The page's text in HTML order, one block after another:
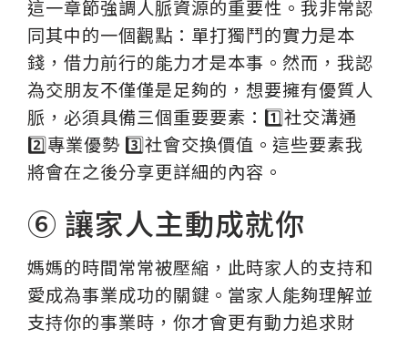
這一章節強調人脈資源的重要性。我非常認
同其中的一個觀點：單打獨鬥的實力是本
錢，借力前行的能力才是本事。然而，我認
為交朋友不僅僅是足夠的，想要擁有優質人
脈，必須具備三個重要要素：1️⃣社交溝通
2️⃣專業優勢 3️⃣社會交換價值。這些要素我
將會在之後分享更詳細的內容。
⑥ 讓家人主動成就你
媽媽的時間常常被壓縮，此時家人的支持和
愛成為事業成功的關鍵。當家人能夠理解並
支持你的事業時，你才會更有動力追求財